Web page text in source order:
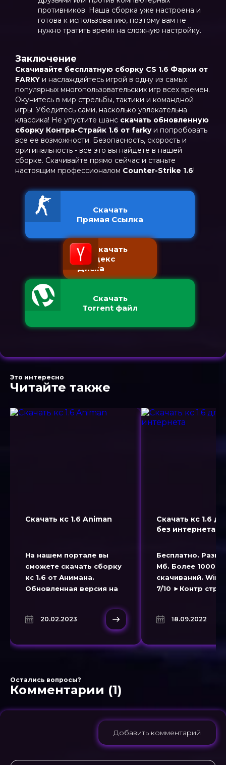
противников. Наша сборка уже настроена и
готова к использованию, поэтому вам не
нужно тратить время на сложную настройку.
Заключение
Скачивайте бесплатную сборку CS 1.6 Фарки от
FARKY и наслаждайтесь игрой в одну из самых
популярных многопользовательских игр всех времен.
Окунитесь в мир стрельбы, тактики и командной
игры. Убедитесь сами, насколько увлекательна
классика! Не упустите шанс скачать обновленную
сборку Контра-Страйк 1.6 от farkyи попробовать
все ее возможности. Безопасность, скорость и
оригинальность - все это вы найдете в нашей
сборке. Скачивайте прямо сейчас и станьте
настоящим профессионалом Counter-Strike 1.6!
Скачать
Прямая Ссылка
Скачать
с Яндекс
Диска
Скачать
Torrent файл
Это интересно
Читайте также
Скачать кс 1.6 Animan
На нашем портале вы
сможете скачать сборку
кс 1.6 от Анимана.
Обновленная версия на
игры Counter-Strike 1.6
известного Ютубера
Аниман. CS 1.6 Animan
сборка полностью на
20.02.2023
Скачать кс 1.6
без интернета
Бесплатно.
Мб. Более 10000
скачиваний.
7/10 ►Контр
на русском языке,
скачивания.
18.09.2022
Остались вопросы?
Комментарии (1)
Добавить комментарий